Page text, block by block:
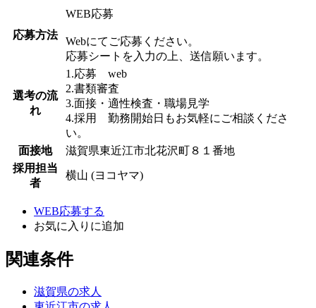
応募方法
WEB応募
Webにてご応募ください。
応募シートを入力の上、送信願います。
選考の流
れ
1.応募 web
2.書類審査
3.面接・適性検査・職場見学
4.採用 勤務開始日もお気軽にご相談くださ
い。
面接地
滋賀県東近江市北花沢町８１番地
採用担当
者
横山 (ヨコヤマ)
WEB応募する
お気に入り に追加
関連条件
滋賀県の求人